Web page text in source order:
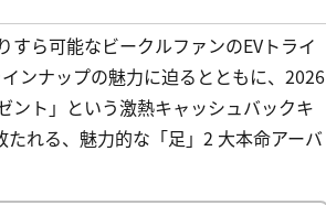
ら可能なビークルファンのEVトライ
ンナップの魅力に迫るとともに、2026
ント」という激熱キャッシュバックキ
れる、魅力的な「足」2 大本命アーバ